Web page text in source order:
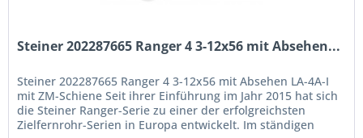
Steiner 202287665 Ranger 4 3-12x56 mit Absehen...
Steiner 202287665 Ranger 4 3-12x56 mit Absehen LA-4A-I
mit ZM-Schiene Seit ihrer Einführung im Jahr 2015 hat sich
die Steiner Ranger-Serie zu einer der erfolgreichsten
Zielfernrohr-Serien in Europa entwickelt. Im ständigen